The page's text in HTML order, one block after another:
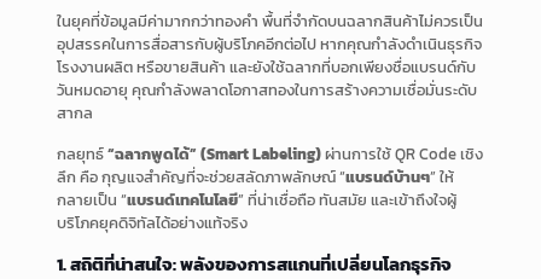
ในยุคที่ข้อมูลมีค่ามากกว่าทองคำ พื้นที่จำกัดบนฉลากสินค้าไม่ควรเป็น
อุปสรรคในการสื่อสารกับผู้บริโภคอีกต่อไป หากคุณกำลังดำเนินธุรกิจ
โรงงานผลิต หรือขายสินค้า และยังใช้ฉลากที่บอกเพียงชื่อแบรนด์กับ
วันหมดอายุ คุณกำลังพลาดโอกาสทองในการสร้างความเชื่อมั่นระดับ
สากล
กลยุทธ์“ฉลากพูดได้” (Smart Labeling)ผ่านการใช้ QR Code เชิง
ลึก คือ กุญแจสำคัญที่จะช่วยสลัดภาพลักษณ์ “แบรนด์บ้านๆ” ให้
กลายเป็น “แบรนด์เทคโนโลยี” ที่น่าเชื่อถือ ทันสมัย และเข้าถึงใจผู้
บริโภคยุคดิจิทัลได้อย่างแท้จริง
1. สถิติที่น่าสนใจ: พลังของการสแกนที่เปลี่ยนโลกธุรกิจ